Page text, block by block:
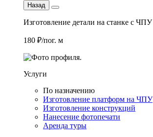
Назад
Изготовление детали на станке с ЧПУ
180 ₽/пог. м
Услуги
По назначению
Изготовление платформ на ЧПУ
Изготовление конструкций
Нанесение фотопечати
Аренда туры